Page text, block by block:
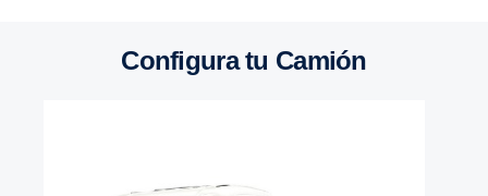
Configura tu Camión